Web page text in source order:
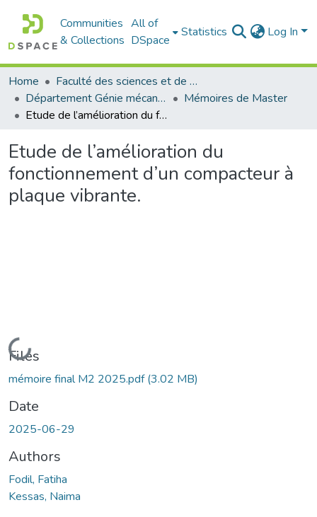
Communities
& Collections
All of
DSpace
Statistics Log In
Home
Faculté des sciences et de la technologie
Département Génie mécanique
Mémoires de Master
Etude de l’amélioration du fonctionnement d’un compacteur à plaque vibrante.
Etude de l’amélioration du
fonctionnement d’un compacteur à
plaque vibrante.
Loading...
Files
mémoire final M2 2025.pdf(3.02 MB)
Date
2025-06-29
Authors
Fodil, Fatiha
Kessas, Naima